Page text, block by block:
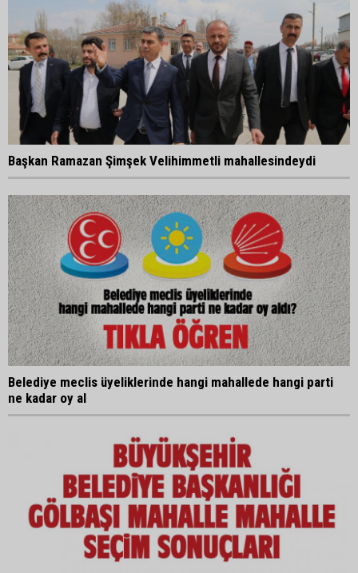
Başkan Ramazan Şimşek Velihimmetli mahallesindeydi
Belediye meclis üyeliklerinde hangi mahallede hangi parti
ne kadar oy al